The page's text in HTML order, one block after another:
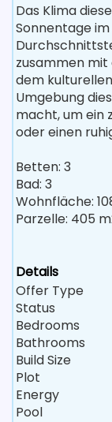
Das Klima
Sonnentage
zusammen
dem
Umgebung
macht, um ein
oder einen
Betten: 3
Bad: 3
Wohnfläche:
Parzelle: 405
Details
Offer Type
Status
Bedrooms
Bathrooms
Build Size
Plot
Energy
Pool